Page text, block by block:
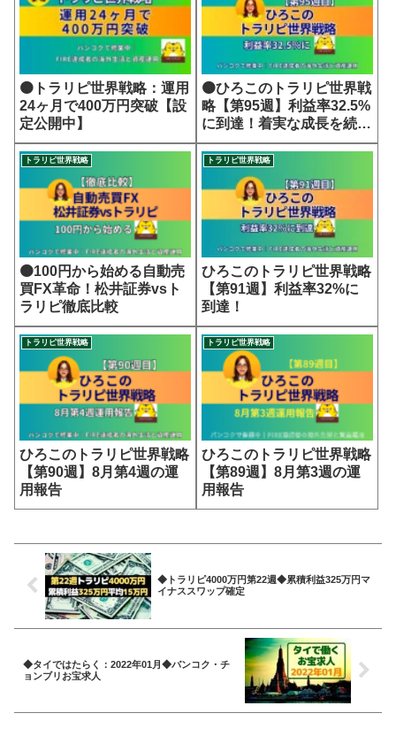
🟠トラリピ世界戦略：運用
24ヶ月で400万円突破【設
定公開中】
🟠ひろこのトラリピ世界戦
略【第95週】利益率32.5%
に到達！着実な成長を続け
る世界戦略
トラリピ世界戦略
🟠100円から始める自動売
買FX革命！松井証券vsト
ラリピ徹底比較
トラリピ世界戦略
ひろこのトラリピ世界戦略
【第91週】利益率32%に
到達！
トラリピ世界戦略
ひろこのトラリピ世界戦略
【第90週】8月第4週の運
用報告
トラリピ世界戦略
ひろこのトラリピ世界戦略
【第89週】8月第3週の運
用報告
◆トラリピ4000万円第22週◆累積利益325万円マ
イナススワップ確定
◆タイではたらく：2022年01月◆バンコク・チ
ョンブリお宝求人